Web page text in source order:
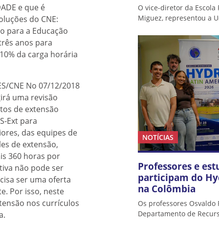
e que é
do CNE:
para a Educação
anos para
da carga horária
CNE No 07/12/2018
uma revisão
de extensão
Ext para
das equipes de
de extensão,
360 horas por
não pode ser
ser uma oferta
Por isso, neste
nos currículos
O vice-diretor da Escola
Miguez, representou a
NOTÍCIAS
Professores e
participam do
na Colômbia
Os professores
Departamento de